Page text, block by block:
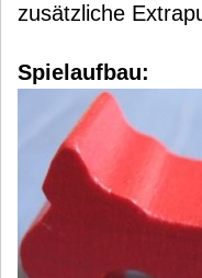
zusätzliche
Spielaufbau: